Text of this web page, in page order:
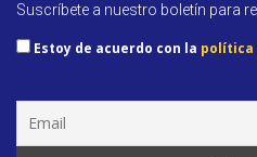
Suscríbete a nuestro boletín para
Estoy de acuerdo con la política